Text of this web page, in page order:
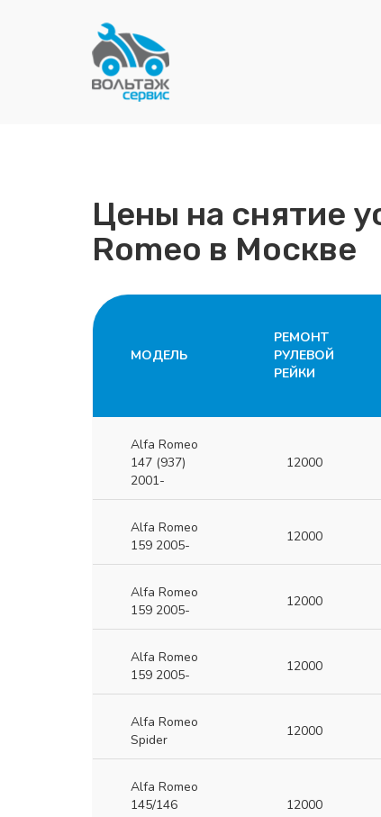
Цены на снятие
Romeo в Москве
МОДЕЛЬ
РЕМОНТ
РУЛЕВОЙ
РЕЙКИ
Alfa Romeo
147 (937)
2001-
12000
Alfa Romeo
159 2005-
12000
Alfa Romeo
159 2005-
12000
Alfa Romeo
159 2005-
12000
Alfa Romeo
Spider
12000
Alfa Romeo
145/146
12000